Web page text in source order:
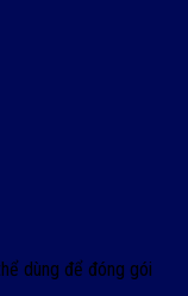
dùng để đóng gói